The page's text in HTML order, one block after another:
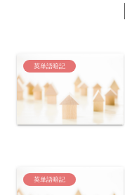
英単語暗記
英単語暗記